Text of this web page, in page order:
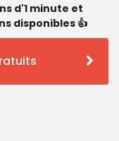
d'1 minute et
disponibles 👍